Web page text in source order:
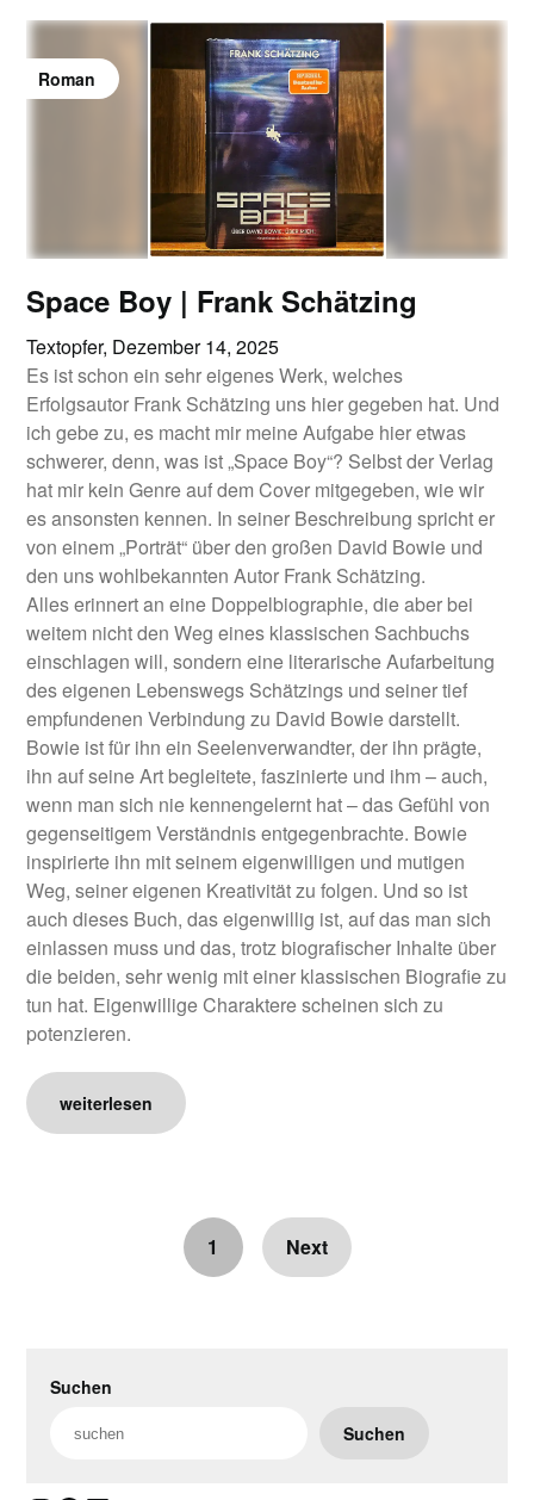
Roman
Space Boy | Frank Schätzing
Textopfer, Dezember 14, 2025
Es ist schon ein sehr eigenes Werk, welches
Erfolgsautor Frank Schätzing uns hier gegeben hat. Und
ich gebe zu, es macht mir meine Aufgabe hier etwas
schwerer, denn, was ist „Space Boy“? Selbst der Verlag
hat mir kein Genre auf dem Cover mitgegeben, wie wir
es ansonsten kennen. In seiner Beschreibung spricht er
von einem „Porträt“ über den großen David Bowie und
den uns wohlbekannten Autor Frank Schätzing.
Alles erinnert an eine Doppelbiographie, die aber bei
weitem nicht den Weg eines klassischen Sachbuchs
einschlagen will, sondern eine literarische Aufarbeitung
des eigenen Lebenswegs Schätzings und seiner tief
empfundenen Verbindung zu David Bowie darstellt.
Bowie ist für ihn ein Seelenverwandter, der ihn prägte,
ihn auf seine Art begleitete, faszinierte und ihm – auch,
wenn man sich nie kennengelernt hat – das Gefühl von
gegenseitigem Verständnis entgegenbrachte. Bowie
inspirierte ihn mit seinem eigenwilligen und mutigen
Weg, seiner eigenen Kreativität zu folgen. Und so ist
auch dieses Buch, das eigenwillig ist, auf das man sich
einlassen muss und das, trotz biografischer Inhalte über
die beiden, sehr wenig mit einer klassischen Biografie zu
tun hat. Eigenwillige Charaktere scheinen sich zu
potenzieren.
weiterlesen
1 Next
Suchen
Suchen